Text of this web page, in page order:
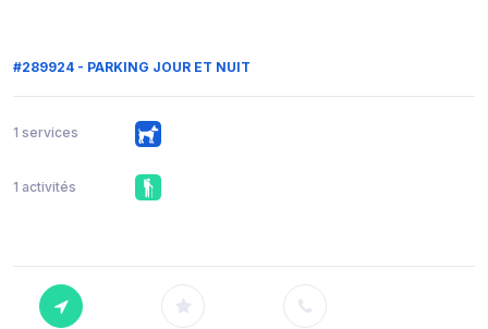
#289924 - PARKING JOUR ET NUIT
1 services
1 activités